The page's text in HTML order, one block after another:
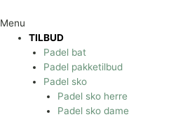
Menu
TILBUD
Padel bat
Padel pakketilbud
Padel sko
Padel sko herre
Padel sko dame